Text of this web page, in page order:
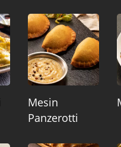
Mesin
Panzerotti